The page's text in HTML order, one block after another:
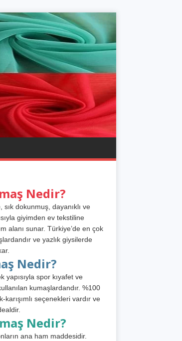
Nedir?
dokunmuş, dayanıklı ve
giyimden ev tekstiline
alanı sunar. Türkiye’de en çok
ve yazlık giysilerde
Nedir?
yapısıyla spor kıyafet ve
kumaşlardandır. %100
karışımlı seçenekleri vardır ve
Nedir?
ana ham maddesidir.